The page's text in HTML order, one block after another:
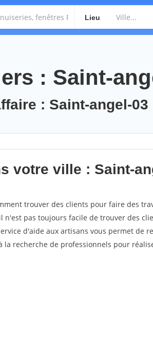
Lieu
: Saint-
: Saint-angel-03
votre ville : Saint-
trouver des clients pour faire des
pas toujours facile de trouver des
d'aide aux artisans vous permet de
recherche de professionnels pour